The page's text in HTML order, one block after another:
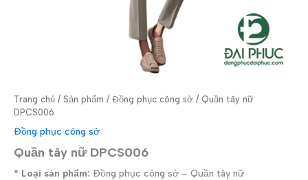
Trang chủ / Sản phẩm / Đồng phục công sở / Quần tây nữ
DPCS006
Đồng phục công sở
Quần tây nữ DPCS006
* Loại sản phẩm: Đồng phục công sở – Quần tây nữ